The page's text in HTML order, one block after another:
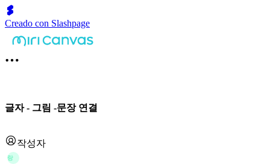
Creado con Slashpage
글자 - 그림 -문장 연결
작성자
랑